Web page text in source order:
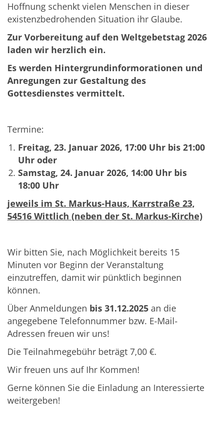
Hoffnung schenkt vielen Menschen in dieser
existenzbedrohenden Situation ihr Glaube.
Zur Vorbereitung auf den Weltgebetstag 2026
laden wir herzlich ein.
Es werden Hintergrundinformorationen und
Anregungen zur Gestaltung des
Gottesdienstes vermittelt.
Termine:
Freitag, 23. Januar 2026, 17:00 Uhr bis 21:00
Uhr oder
Samstag, 24. Januar 2026, 14:00 Uhr bis
18:00 Uhr
jeweils im St. Markus-Haus, Karrstraße 23,
54516 Wittlich (neben der St. Markus-Kirche)
Wir bitten Sie, nach Möglichkeit bereits 15
Minuten vor Beginn der Veranstaltung
einzutreffen, damit wir pünktlich beginnen
können.
Über Anmeldungen bis 31.12.2025 an die
angegebene Telefonnummer bzw. E-Mail-
Adressen freuen wir uns!
Die Teilnahmegebühr beträgt 7,00 €.
Wir freuen uns auf Ihr Kommen!
Gerne können Sie die Einladung an Interessierte
weitergeben!